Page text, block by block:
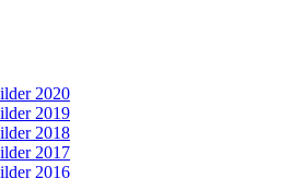
2020
2019
2018
2017
2016